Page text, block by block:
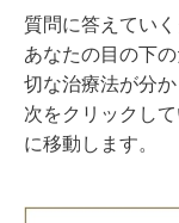
質問に答えてい
あなたの目の下
切な治療法が分か
次をクリックし
に移動します。